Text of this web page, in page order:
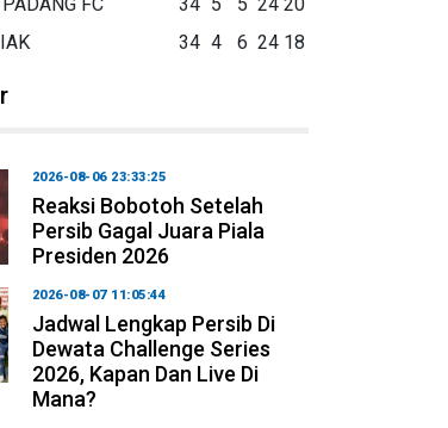
FC 34 5 5 24 20
34 4 6 24 18
2026-08-06 23:33:25
Reaksi Bobotoh Setelah
Persib Gagal Juara Piala
Presiden 2026
2026-08-07 11:05:44
Jadwal Lengkap Persib Di
Dewata Challenge Series
2026, Kapan Dan Live Di
Mana?